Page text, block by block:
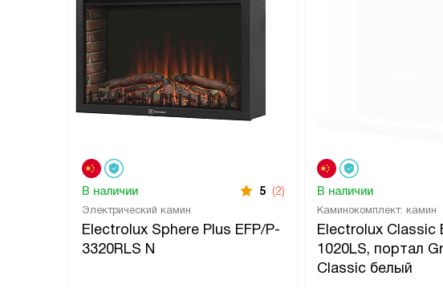
Электрический камин
Electrolux Sphere Plus EFP/P-
3320RLS N
В наличии 5 (2)
Каминокомплект: камин
Electrolux Classic
1020LS, портал
Classic белый
В наличии